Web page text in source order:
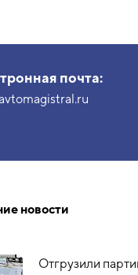
почта:
новости
Отгрузили